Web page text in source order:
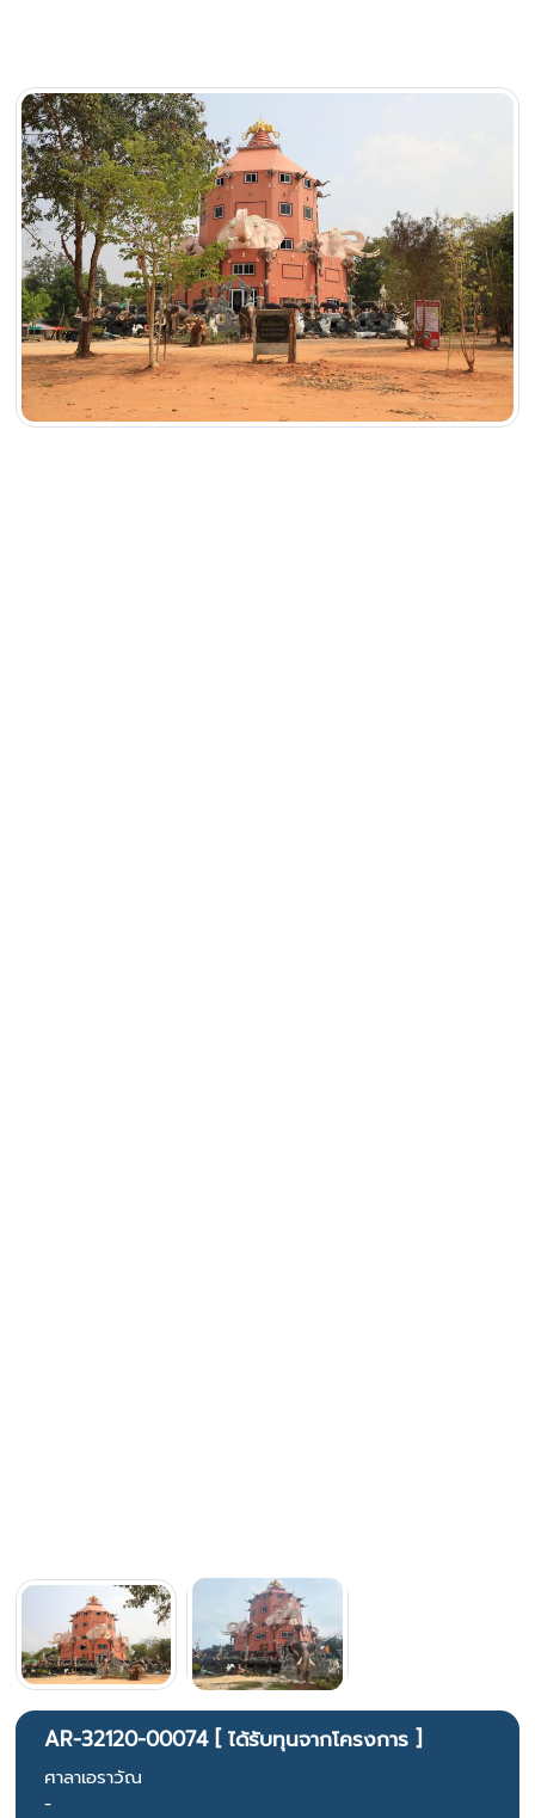
AR-32120-00074 [ ได้รับทุนจากโครงการ ]
ศาลาเอราวัณ
-